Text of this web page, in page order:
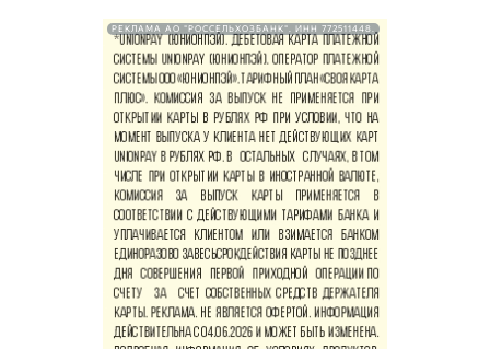
РЕКЛАМА АО "РОССЕЛЬХОЗБАНК". ИНН 772511448.